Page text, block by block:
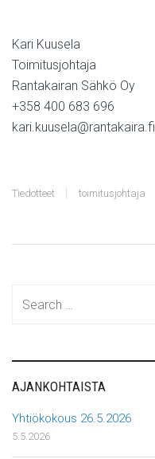
Kari Kuusela
Toimitusjohtaja
Rantakairan Sähkö Oy
+358 400 683 696
kari.kuusela@rantakaira.fi
Tiedotteet toimitusjohtaja
AJANKOHTAISTA
Yhtiökokous 26.5.2026
5.5.2026